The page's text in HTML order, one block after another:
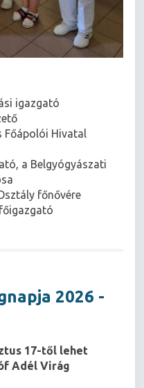
igazgató
Főápolói Hivatal
a Belgyógyászati
főnővére
2026 -
17-től lehet
Adél Virág